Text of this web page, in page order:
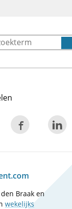
Braak en
wekelijks